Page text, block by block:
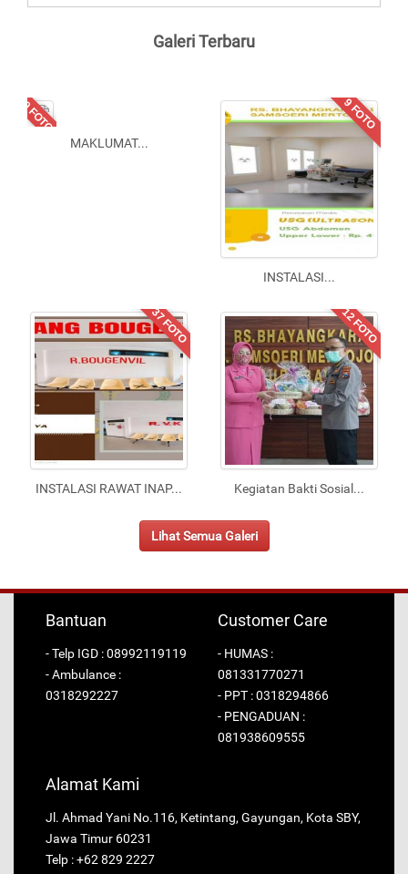
Galeri Terbaru
10 FOTO
MAKLUMAT...
9 FOTO
INSTALASI...
37 FOTO
INSTALASI RAWAT INAP...
12 FOTO
Kegiatan Bakti Sosial ...
Lihat Semua Galeri
Bantuan
- Telp IGD : 08992119119
- Ambulance :
0318292227
Customer Care
- HUMAS :
081331770271
- PPT : 0318294866
- PENGADUAN :
081938609555
Alamat Kami
Jl. Ahmad Yani No.116, Ketintang, Gayungan, Kota SBY,
Jawa Timur 60231
Telp : +62 829 2227